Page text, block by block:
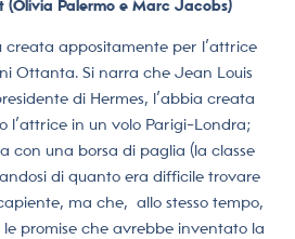
(Olivia Palermo e Marc Jacobs)
creata appositamente per l’attrice
Ottanta. Si narra che Jean Louis
di Hermes, l’abbia creata
l’attrice in un volo Parigi-Londra;
con una borsa di paglia (la classe
di quanto era difficile trovare
ma che, allo stesso tempo,
le promise che avrebbe inventato la